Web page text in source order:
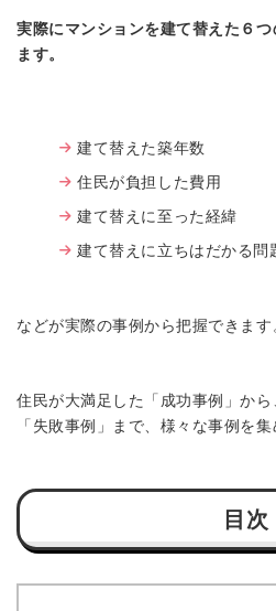
実際にマンションを建て替えた６
ます。
建て替えた築年数
住民が負担した費用
建て替えに至った経緯
建て替えに立ちはだかる問
などが実際の事例から把握できます
住民が大満足した「成功事例」か
「失敗事例」まで、様々な事例を集
目次